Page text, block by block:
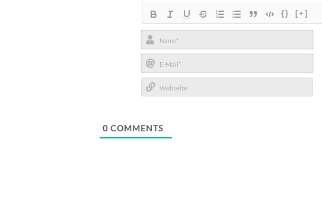
{} [+]
Name*
E-
Mail*
0 COMMENTS